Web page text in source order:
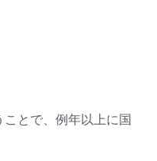
とで、例年以上に国